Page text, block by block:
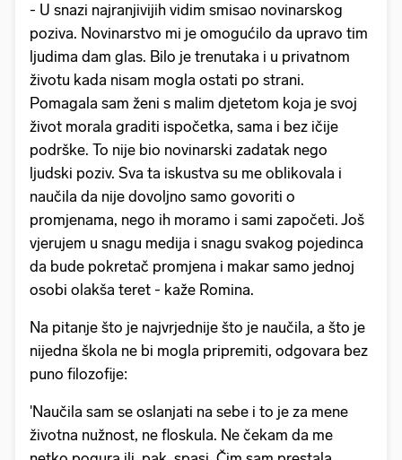
- U snazi najranjivijih vidim smisao novinarskog
poziva. Novinarstvo mi je omogućilo da upravo tim
ljudima dam glas. Bilo je trenutaka i u privatnom
životu kada nisam mogla ostati po strani.
Pomagala sam ženi s malim djetetom koja je svoj
život morala graditi ispočetka, sama i bez ičije
podrške. To nije bio novinarski zadatak nego
ljudski poziv. Sva ta iskustva su me oblikovala i
naučila da nije dovoljno samo govoriti o
promjenama, nego ih moramo i sami započeti. Još
vjerujem u snagu medija i snagu svakog pojedinca
da bude pokretač promjena i makar samo jednoj
osobi olakša teret - kaže Romina.
Na pitanje što je najvrjednije što je naučila, a što je
nijedna škola ne bi mogla pripremiti, odgovara bez
puno filozofije:
'Naučila sam se oslanjati na sebe i to je za mene
životna nužnost, ne floskula. Ne čekam da me